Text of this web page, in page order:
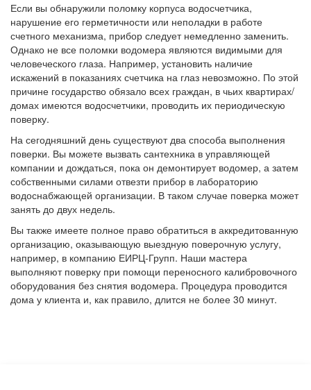
Если вы обнаружили поломку корпуса водосчетчика,
нарушение его герметичности или неполадки в работе
счетного механизма, прибор следует немедленно заменить.
Однако не все поломки водомера являются видимыми для
человеческого глаза. Например, установить наличие
искажений в показаниях счетчика на глаз невозможно. По этой
причине государство обязало всех граждан, в чьих квартирах/
домах имеются водосчетчики, проводить их периодическую
поверку.
На сегодняшний день существуют два способа выполнения
поверки. Вы можете вызвать сантехника в управляющей
компании и дождаться, пока он демонтирует водомер, а затем
собственными силами отвезти прибор в лабораторию
водоснабжающей организации. В таком случае поверка может
занять до двух недель.
Вы также имеете полное право обратиться в аккредитованную
организацию, оказывающую выездную поверочную услугу,
например, в компанию ЕИРЦ-Групп. Наши мастера
выполняют поверку при помощи переносного калибровочного
оборудования без снятия водомера. Процедура проводится
дома у клиента и, как правило, длится не более 30 минут.